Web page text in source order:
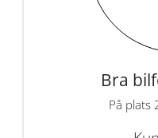
Bra
På plats